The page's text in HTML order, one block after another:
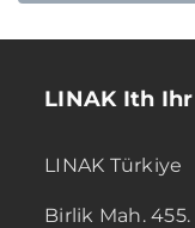
LINAK Ith Ihr
LINAK Türkiye
Birlik Mah. 455.